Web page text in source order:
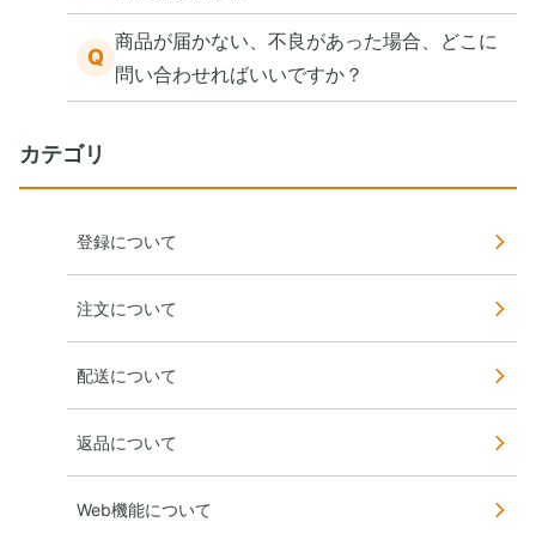
Q
商品が届かない、不良があった場合、どこに
問い合わせればいいですか？
カテゴリ
登録について
注文について
配送について
返品について
Web機能について